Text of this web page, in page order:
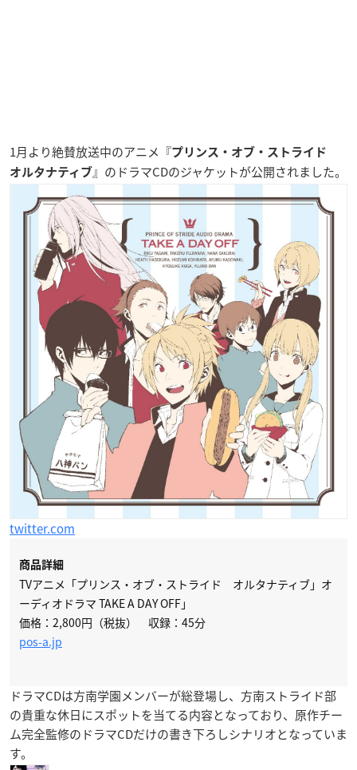
1月より絶賛放送中のアニメ『プリンス・オブ・ストライド
オルタナティブ』のドラマCDのジャケットが公開されました。
twitter.com
商品詳細
TVアニメ「プリンス・オブ・ストライド オルタナティブ」オ
ーディオドラマ TAKE A DAY OFF」
価格：2,800円（税抜） 収録：45分
pos-a.jp
ドラマCDは方南学園メンバーが総登場し、方南ストライド部
の貴重な休日にスポットを当てる内容となっており、原作チー
ム完全監修のドラマCDだけの書き下ろしシナリオとなっていま
す。